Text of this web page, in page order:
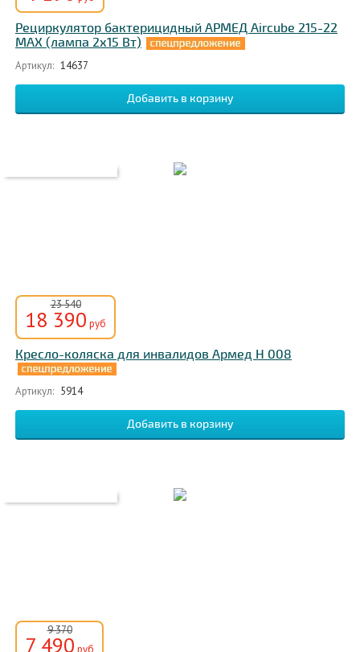
Рециркулятор бактерицидный АРМЕД Aircube 215-22
MAX (лампа 2х15 Вт)
Артикул: 14637
23 540
18 390 руб
Кресло-коляска для инвалидов Армед Н 008
Артикул: 5914
9 370
7 490 руб